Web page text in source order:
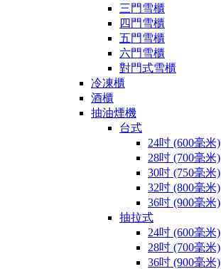
三門雪櫃
四門雪櫃
五門雪櫃
六門雪櫃
對門式雪櫃
冷凍櫃
酒櫃
抽油煙機
台式
24吋 (600毫米)
28吋 (700毫米)
30吋 (750毫米)
32吋 (800毫米)
36吋 (900毫米)
抽拉式
24吋 (600毫米)
28吋 (700毫米)
36吋 (900毫米)